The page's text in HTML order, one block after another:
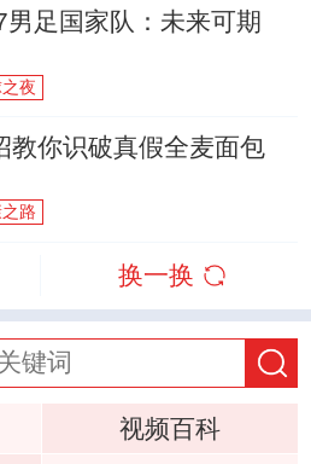
男足国家队：未来可期
夜
教你识破真假全麦面包
路
换一换
视频百科